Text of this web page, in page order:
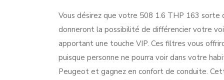
Vous désirez que votre 508 1.6 THP 163 sorte
donneront la possibilité de différencier votre
apportant une touche VIP. Ces filtres vous
puisque personne ne pourra voir dans votre
Peugeot et gagnez en confort de conduite.